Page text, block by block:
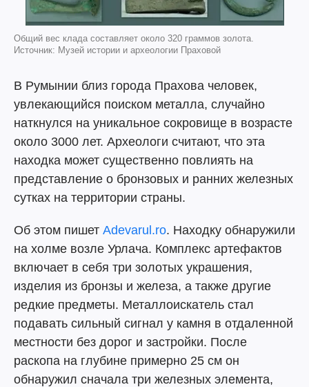
Общий вес клада составляет около 320 граммов золота.
Источник: Музей истории и археологии Праховой
В Румынии близ города Прахова человек,
увлекающийся поиском металла, случайно
наткнулся на уникальное сокровище в возрасте
около 3000 лет. Археологи считают, что эта
находка может существенно повлиять на
представление о бронзовых и ранних железных
сутках на территории страны.
Об этом пишет Adevarul.ro. Находку обнаружили
на холме возле Урлача. Комплекс артефактов
включает в себя три золотых украшения,
изделия из бронзы и железа, а также другие
редкие предметы. Металлоискатель стал
подавать сильный сигнал у камня в отдаленной
местности без дорог и застройки. После
раскопа на глубине примерно 25 см он
обнаружил сначала три железных элемента,